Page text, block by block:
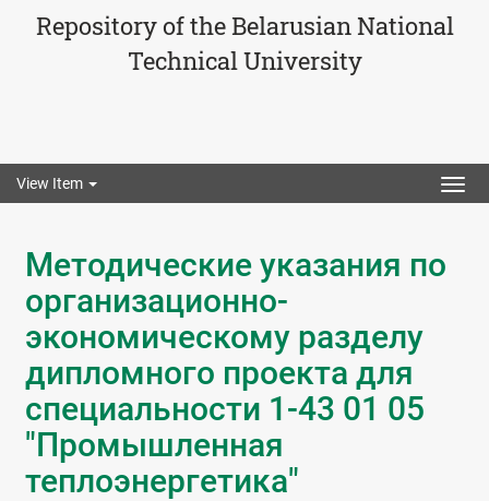
Repository of the Belarusian National
Technical University
View Item
Методические указания по
организационно-
экономическому разделу
дипломного проекта для
специальности 1-43 01 05
"Промышленная
теплоэнергетика"